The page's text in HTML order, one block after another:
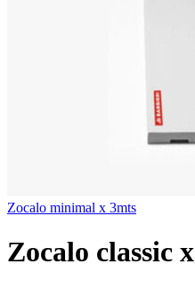
Zocalo minimal x 3mts
Zocalo classic